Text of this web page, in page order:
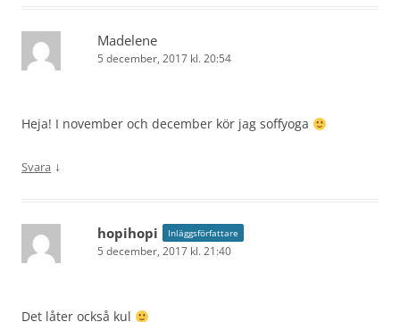
Madelene
5 december, 2017 kl. 20:54
Heja! I november och december kör jag soffyoga
Svara ↓
hopihopi Inläggsförfattare
5 december, 2017 kl. 21:40
Det låter också kul